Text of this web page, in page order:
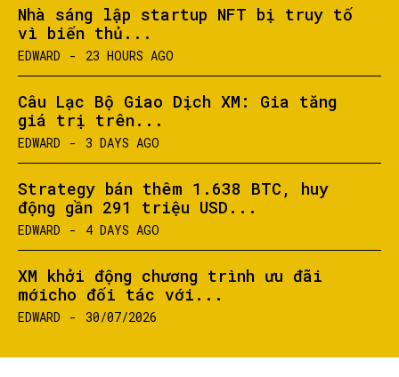
Nhà sáng lập startup NFT bị truy tố
vì biển thủ...
EDWARD - 23 HOURS AGO
Câu Lạc Bộ Giao Dịch XM: Gia tăng
giá trị trên...
EDWARD - 3 DAYS AGO
Strategy bán thêm 1.638 BTC, huy
động gần 291 triệu USD...
EDWARD - 4 DAYS AGO
XM khởi động chương trình ưu đãi
mớicho đối tác với...
EDWARD - 30/07/2026